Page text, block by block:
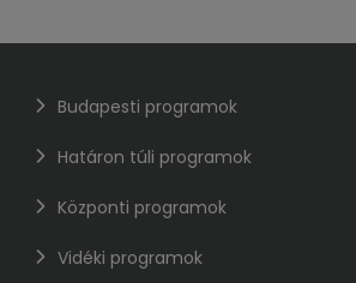
Budapesti programok
Határon túli programok
Központi programok
Vidéki programok